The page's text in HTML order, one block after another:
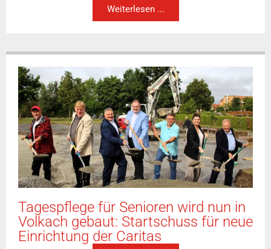
Weiterlesen ...
Tagespflege für Senioren wird nun in
Volkach gebaut: Startschuss für neue
Einrichtung der Caritas